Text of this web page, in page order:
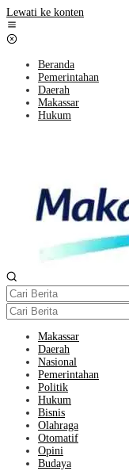
Lewati ke konten
Beranda
Pemerintahan
Daerah
Makassar
Hukum
Makassar
Daerah
Nasional
Pemerintahan
Politik
Hukum
Bisnis
Olahraga
Otomatif
Opini
Budaya